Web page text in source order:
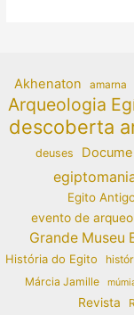
Akhenaton amarna
Arqueologia
descoberta
deuses
Egito
evento de
Grande Museu
História do Egito
Márcia Jamille
Revista